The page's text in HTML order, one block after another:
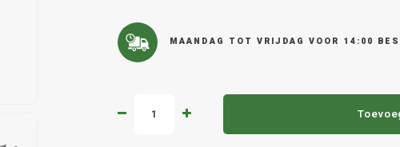
MAANDAG TOT VRIJDAG VOOR 14:00